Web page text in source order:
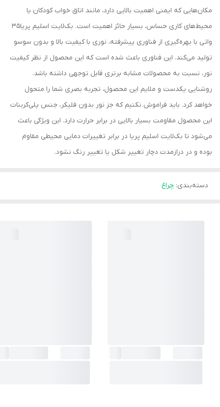
مکان‌هایی که ایمنی اهمیت بالایی دارد، مانند اتاق خواب کودکان یا
محیط‌های کاری حساس، بسیار حائز اهمیت است. بک‌لایت اسلیم پریا35
واتی با بهره‌گیری از فناوری پیشرفته، نوری با کیفیت بالا و بدون سوسو
تولید می‌کند. این فناوری باعث شده است که این محصول از نظر کیفیت
نور، نسبت به محصولات مشابه برتری قابل توجهی داشته باشد.
روشنایی یکدست و ملایم این محصول، تجربه بصری شما را متحول
خواهد کرد. باید فراموش نکنیم که جز نور بدون فلیکر، جنس پلی‌کربنات
این محصول مقاومت بسیار بالایی در برابر حرارت دارد. این ویژگی باعث
می‌شود تا بک‌لایت اسلیم پریا در برابر تغییرات دمایی محیطی مقاوم
بوده و در درازمدت دچار تغییر شکل یا تغییر رنگ نشود.
دسته‌بندی: چراغ